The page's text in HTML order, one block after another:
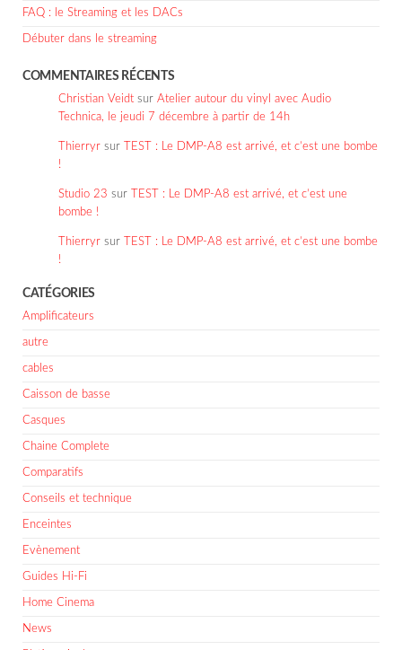
FAQ : le Streaming et les DACs
Débuter dans le streaming
COMMENTAIRES RÉCENTS
Christian Veidt sur Atelier autour du vinyl avec Audio
Technica, le jeudi 7 décembre à partir de 14h
Thierryr sur
TEST : Le DMP-A8 est arrivé, et c’est une bombe
!
Studio 23 sur
TEST : Le DMP-A8 est arrivé, et c’est une
bombe !
Thierryr sur
TEST : Le DMP-A8 est arrivé, et c’est une bombe
!
CATÉGORIES
Amplificateurs
autre
cables
Caisson de basse
Casques
Chaine Complete
Comparatifs
Conseils et technique
Enceintes
Evènement
Guides Hi-Fi
Home Cinema
News